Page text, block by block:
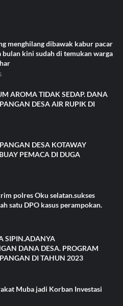
menghilang dibawak kabur pacar
bulan kini sudah di temukan warga
AROMA TIDAK SEDAP. DANA
DESA AIR RUPIK DI
DESA KOTAWAY
PEMACA DI DUGA
polres Oku selatan.sukses
satu DPO kasus perampokan.
SIPIN.ADANYA
DANA DESA. PROGRAM
DI TAHUN 2023
Muba jadi Korban Investasi